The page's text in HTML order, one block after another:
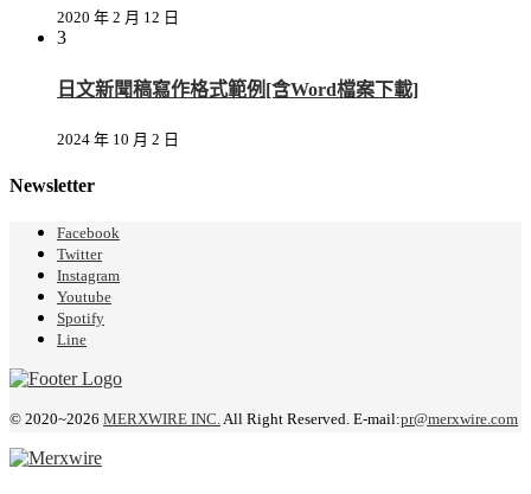
2020 年 2 月 12 日
3
日文新聞稿寫作格式範例[含Word檔案下載]
2024 年 10 月 2 日
Newsletter
Facebook
Twitter
Instagram
Youtube
Spotify
Line
© 2020~2026 MERXWIRE INC.All Right Reserved. E-mail:pr@merxwire.com